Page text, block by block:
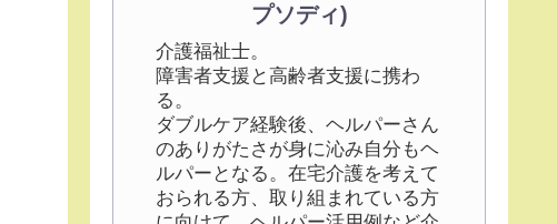
プソディ)
介護福祉士。
障害者支援と高齢者支援に携わ
る。
ダブルケア経験後、ヘルパーさん
のありがたさが身に沁み自分もヘ
ルパーとなる。在宅介護を考えて
おられる方、取り組まれている方